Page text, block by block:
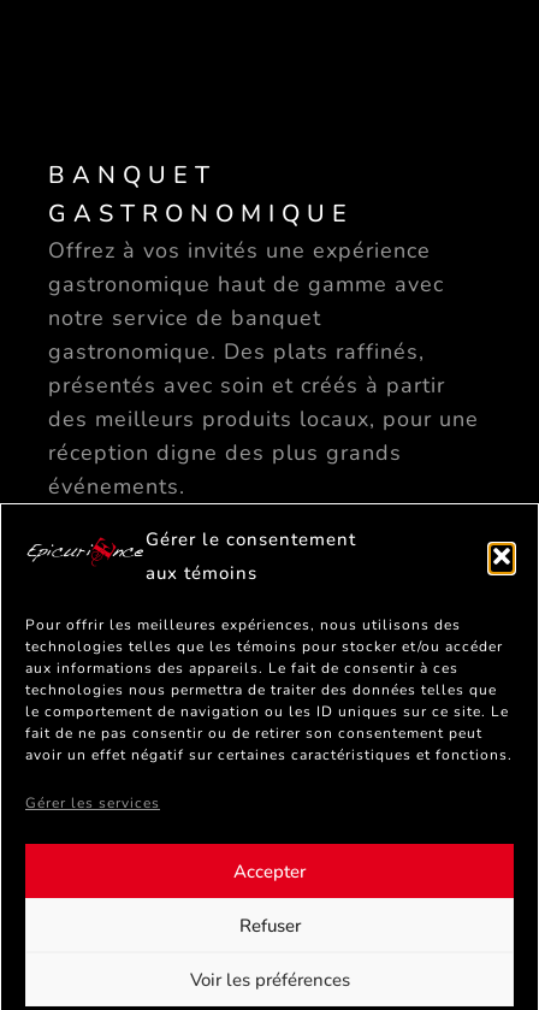
Gérer le consentement
aux témoins
Pour offrir les meilleures expériences, nous utilisons des
technologies telles que les témoins pour stocker et/ou accéder
aux informations des appareils. Le fait de consentir à ces
technologies nous permettra de traiter des données telles que
le comportement de navigation ou les ID uniques sur ce site. Le
fait de ne pas consentir ou de retirer son consentement peut
avoir un effet négatif sur certaines caractéristiques et fonctions.
Gérer les services
Accepter
Refuser
Voir les préférences
BANQUET
GASTRONOMIQUE
Offrez à vos invités une expérience
gastronomique haut de gamme avec
notre service de banquet
gastronomique. Des plats raffinés,
présentés avec soin et créés à partir
des meilleurs produits locaux, pour une
réception digne des plus grands
événements.
PERSONNEL DE
SERVICE